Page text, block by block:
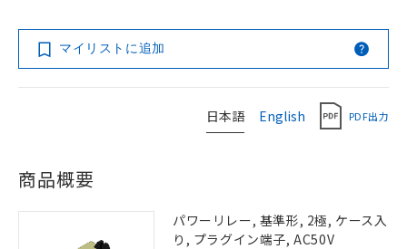
マイリストに追加
日本語 English PDF出力
商品概要
パワーリレー, 基準形, 2極, ケース入
り, プラグイン端子, AC50V